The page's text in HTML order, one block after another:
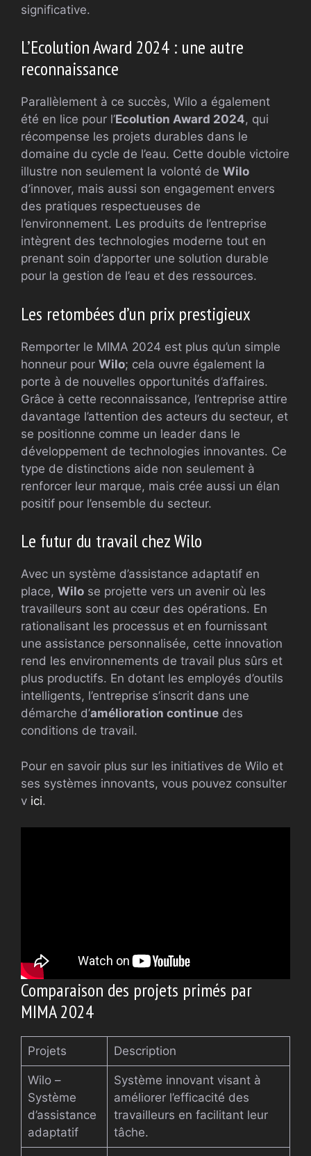
significative.
L’Ecolution Award 2024 : une autre
reconnaissance
Parallèlement à ce succès, Wilo a également
été en lice pour l’Ecolution Award 2024, qui
récompense les projets durables dans le
domaine du cycle de l’eau. Cette double victoire
illustre non seulement la volonté de Wilo
d’innover, mais aussi son engagement envers
des pratiques respectueuses de
l’environnement. Les produits de l’entreprise
intègrent des technologies moderne tout en
prenant soin d’apporter une solution durable
pour la gestion de l’eau et des ressources.
Les retombées d’un prix prestigieux
Remporter le MIMA 2024 est plus qu’un simple
honneur pour Wilo; cela ouvre également la
porte à de nouvelles opportunités d’affaires.
Grâce à cette reconnaissance, l’entreprise attire
davantage l’attention des acteurs du secteur, et
se positionne comme un leader dans le
développement de technologies innovantes. Ce
type de distinctions aide non seulement à
renforcer leur marque, mais crée aussi un élan
positif pour l’ensemble du secteur.
Le futur du travail chez Wilo
Avec un système d’assistance adaptatif en
place, Wilo se projette vers un avenir où les
travailleurs sont au cœur des opérations. En
rationalisant les processus et en fournissant
une assistance personnalisée, cette innovation
rend les environnements de travail plus sûrs et
plus productifs. En dotant les employés d’outils
intelligents, l’entreprise s’inscrit dans une
démarche d’amélioration continue des
conditions de travail.
Pour en savoir plus sur les initiatives de Wilo et
ses systèmes innovants, vous pouvez consulter
v ici.
Comparaison des projets primés par
MIMA 2024
Projets Description
Wilo –
Système
d’assistance
adaptatif
Système innovant visant à
améliorer l’efficacité des
travailleurs en facilitant leur
tâche.